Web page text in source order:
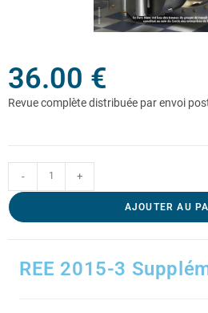
36.00 €
- +
AJOUTER AU
REE 2015-3